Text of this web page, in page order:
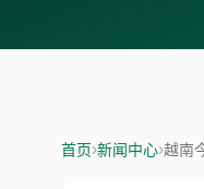
首页›新闻中心›越南